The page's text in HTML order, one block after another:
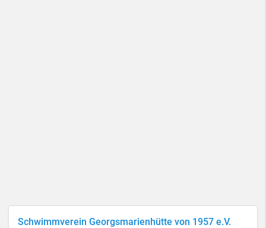
Schwimmverein Georgsmarienhütte von 1957 e.V.